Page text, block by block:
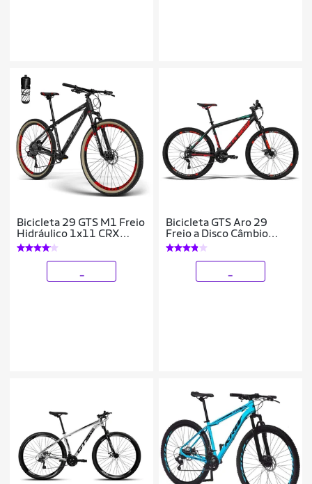
Bicicleta 29 GTS M1 Freio
Hidráulico 1x11 CRX
Suspensão Advanced
Bicicleta GTS Aro 29
Freio a Disco Câmbio
Shimano 21 Marchas e
Amortecedor | GTS M1
Advanced